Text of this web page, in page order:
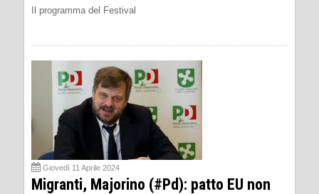
Il programma del Festival
Giovedì 11 Aprile 2024
Migranti, Majorino (#Pd): patto EU non